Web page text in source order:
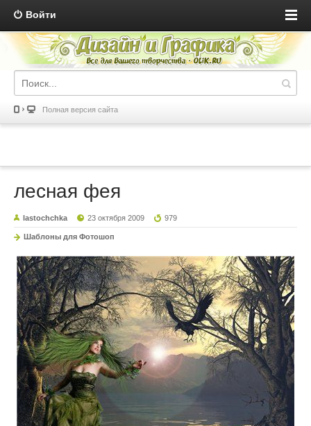
Войти
Полная версия сайта
лесная фея
lastochchka 23 октября 2009 979
Шаблоны для Фотошоп